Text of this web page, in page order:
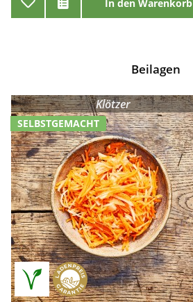
In den Warenkorb
Beilagen
SELBSTGEMACHT
Klötzer